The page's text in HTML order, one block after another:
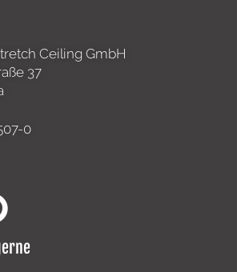
Ceiling GmbH
37
0